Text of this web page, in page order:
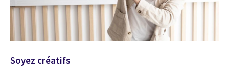
Soyez créatifs